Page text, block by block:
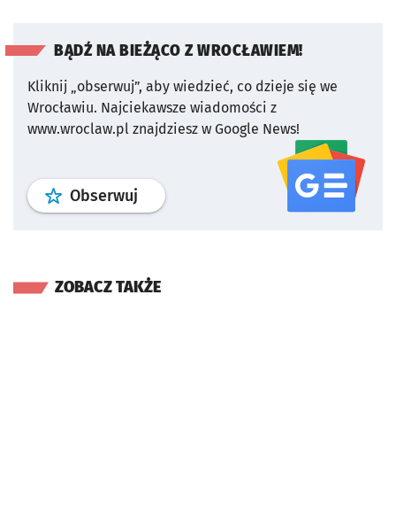
BĄDŹ NA BIEŻĄCO Z WROCŁAWIEM!
Kliknij „obserwuj”, aby wiedzieć, co dzieje się we
Wrocławiu. Najciekawsze wiadomości z
www.wroclaw.pl znajdziesz w Google News!
Obserwuj profil serwisu
ZOBACZ TAKŻE